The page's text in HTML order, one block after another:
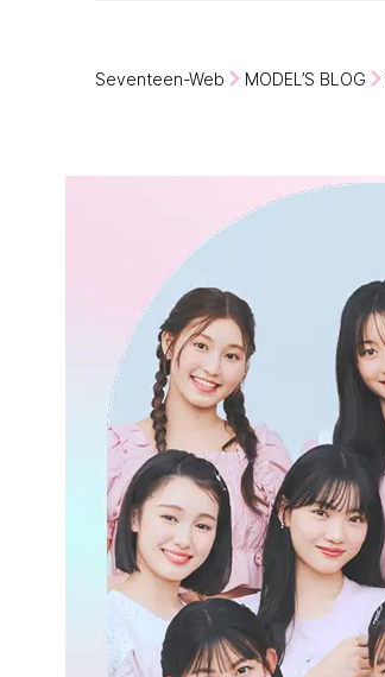
Seventeen-Web MODEL’S BLOG